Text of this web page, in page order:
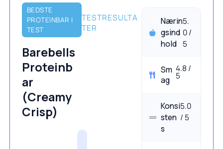
BEDSTE
PROTEINBAR I
TEST
Barebells
Proteinb
ar
(Creamy
Crisp)
TESTRESULTA
TER
Nærin
gsind
hold
5.
0 /
5
Sm
ag
4.8 /
5
Konsi
sten
s
5.0
/ 5